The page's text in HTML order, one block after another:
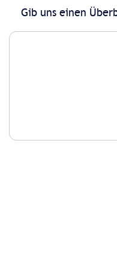
Gib uns einen